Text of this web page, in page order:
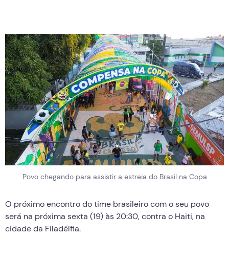
Povo chegando para assistir a estreia do Brasil na Copa
O próximo encontro do time brasileiro com o seu povo
será na próxima sexta (19) às 20:30, contra o Haiti, na
cidade da Filadélfia.